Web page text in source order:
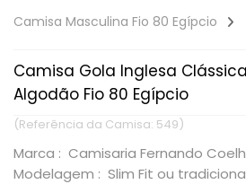
Camisa Masculina Fio 80 Egípcio
Camisa Gola Inglesa
Algodão Fio 80 Egípcio
(Referência da Camisa: 549)
Marca : Camisaria Fernando
Modelagem : Slim Fit ou